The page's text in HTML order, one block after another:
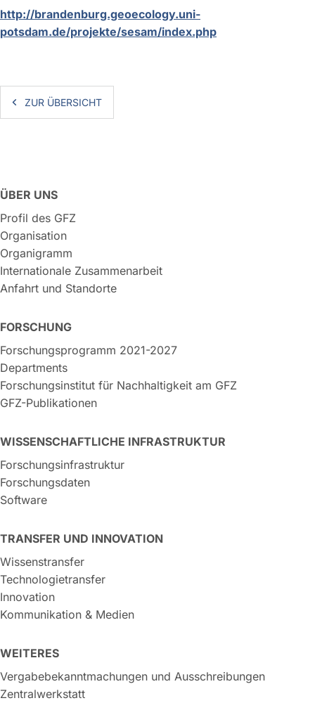
http://brandenburg.geoecology.uni-
potsdam.de/projekte/sesam/index.php
ZUR ÜBERSICHT
ÜBER UNS
Profil des GFZ
Organisation
Organigramm
Internationale Zusammenarbeit
Anfahrt und Standorte
FORSCHUNG
Forschungsprogramm 2021-2027
Departments
Forschungsinstitut für Nachhaltigkeit am GFZ
GFZ-Publikationen
WISSENSCHAFTLICHE INFRASTRUKTUR
Forschungsinfrastruktur
Forschungsdaten
Software
TRANSFER UND INNOVATION
Wissenstransfer
Technologietransfer
Innovation
Kommunikation & Medien
WEITERES
Vergabebekanntmachungen und Ausschreibungen
Zentralwerkstatt